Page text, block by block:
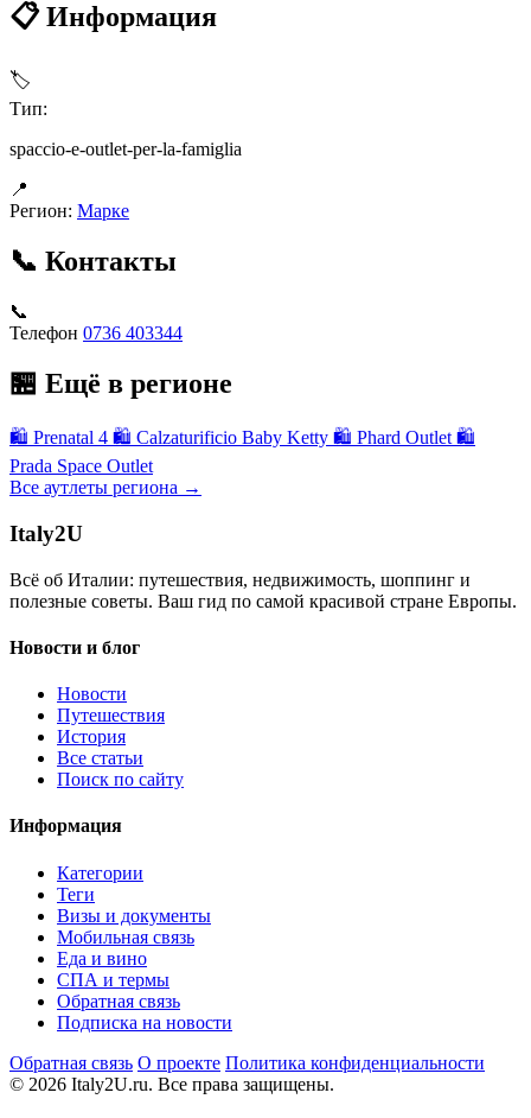
📋 Информация
🏷
Тип:
spaccio-e-outlet-per-la-famiglia
📍
Регион: Марке
📞 Контакты
📞
Телефон 0736 403344
🏪 Ещё в регионе
🛍 Prenatal 4 🛍 Calzaturificio Baby Ketty 🛍 Phard Outlet 🛍
Prada Space Outlet
Все аутлеты региона →
Italy2U
Всё об Италии: путешествия, недвижимость, шоппинг и
полезные советы. Ваш гид по самой красивой стране Европы.
Новости и блог
Новости
Путешествия
История
Все статьи
Поиск по сайту
Информация
Категории
Теги
Визы и документы
Мобильная связь
Еда и вино
СПА и термы
Обратная связь
Подписка на новости
Обратная связь О проекте Политика конфиденциальности
© 2026 Italy2U.ru. Все права защищены.